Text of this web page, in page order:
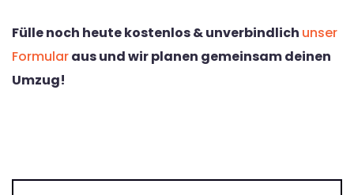
Fülle noch heute kostenlos & unverbindlich unser
Formularaus und wir planen gemeinsam deinen
Umzug!